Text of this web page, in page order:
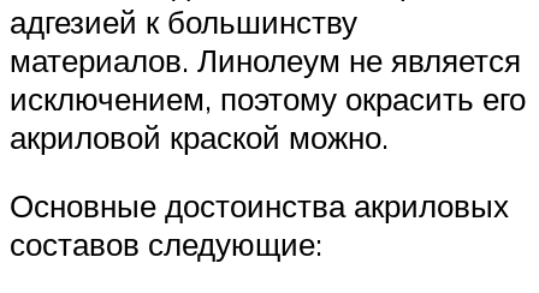
адгезией к большинству
материалов. Линолеум не является
исключением, поэтому окрасить его
акриловой краской можно.
Основные достоинства акриловых
составов следующие: